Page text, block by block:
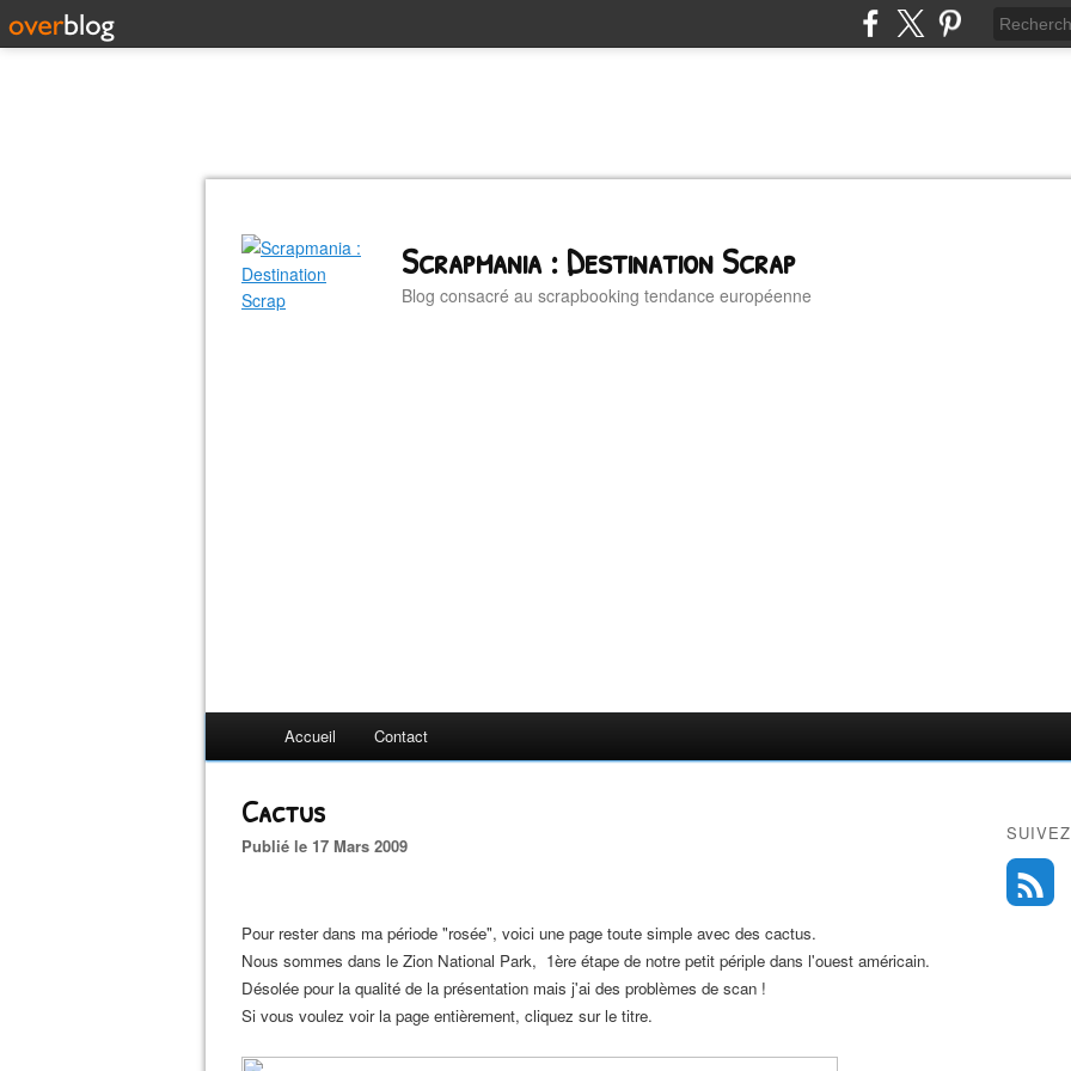
Scrapmania : Destination Scrap
Blog consacré au scrapbooking tendance européenne
Accueil Contact
Cactus
Publié le 17 Mars 2009
Pour rester dans ma période "rosée", voici une page toute simple avec des cactus.
Nous sommes dans le Zion National Park, 1ère étape de notre petit périple dans l'ouest américain.
Désolée pour la qualité de la présentation mais j'ai des problèmes de scan !
Si vous voulez voir la page entièrement, cliquez sur le titre.